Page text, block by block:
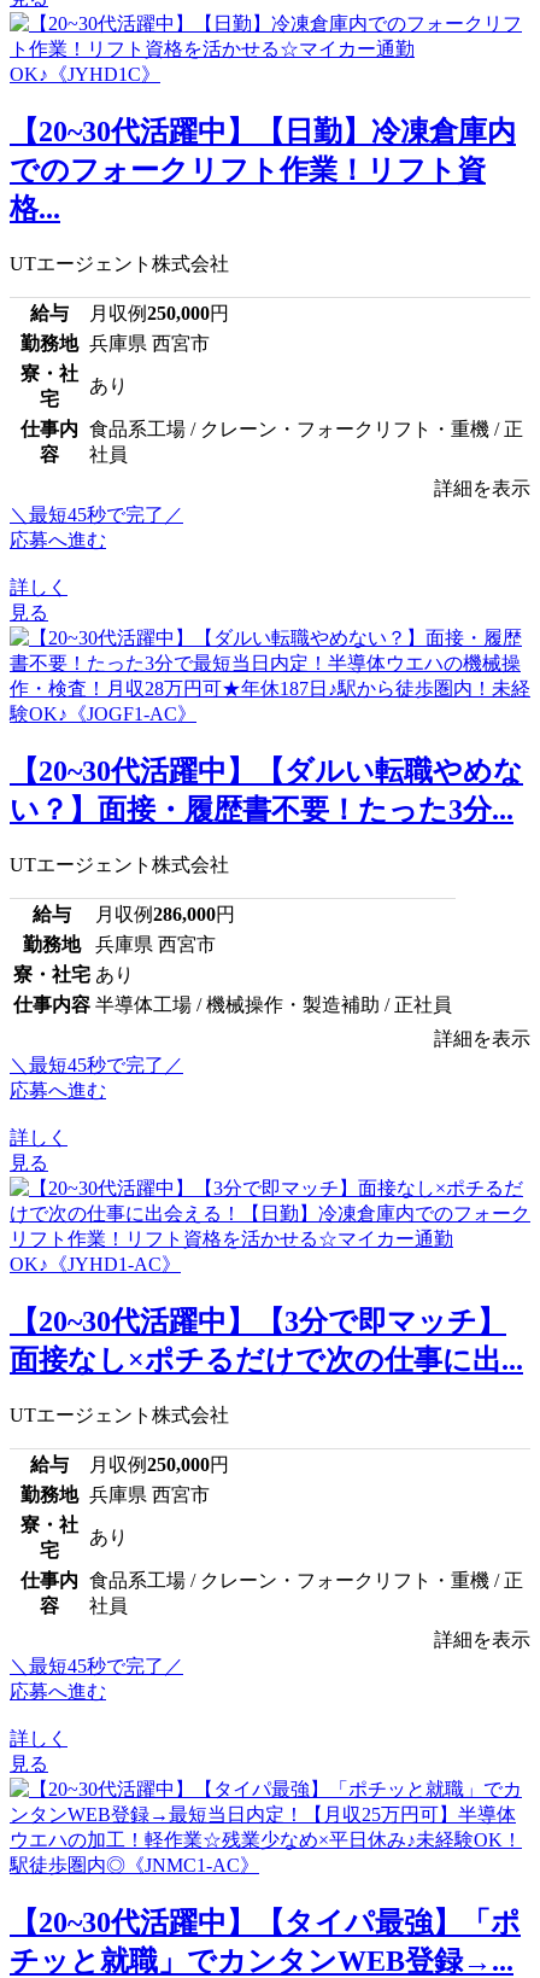
【20~30代活躍中】【日勤】冷凍倉庫内
でのフォークリフト作業！リフト資
格...
UTエージェント株式会社
給与 月収例250,000円
勤務地 兵庫県 西宮市
寮・社
宅
あり
仕事内
容
食品系工場 / クレーン・フォークリフト・重機 / 正
社員
詳細を表示
＼最短45秒で完了／
応募へ進む
詳しく
見る
【20~30代活躍中】【ダルい転職やめな
い？】面接・履歴書不要！たった3分...
UTエージェント株式会社
給与 月収例286,000円
勤務地
兵庫県 西宮市
寮・社宅 あり
仕事内容 半導体工場 / 機械操作・製造補助 / 正社員
詳細を表示
＼最短45秒で完了／
応募へ進む
詳しく
見る
【20~30代活躍中】【3分で即マッチ】
面接なし×ポチるだけで次の仕事に出...
UTエージェント株式会社
給与 月収例250,000円
勤務地 兵庫県 西宮市
寮・社
宅
あり
仕事内
容
食品系工場 / クレーン・フォークリフト・重機 / 正
社員
詳細を表示
＼最短45秒で完了／
応募へ進む
詳しく
見る
【20~30代活躍中】【タイパ最強】「ポ
チッと就職」でカンタンWEB登録→...